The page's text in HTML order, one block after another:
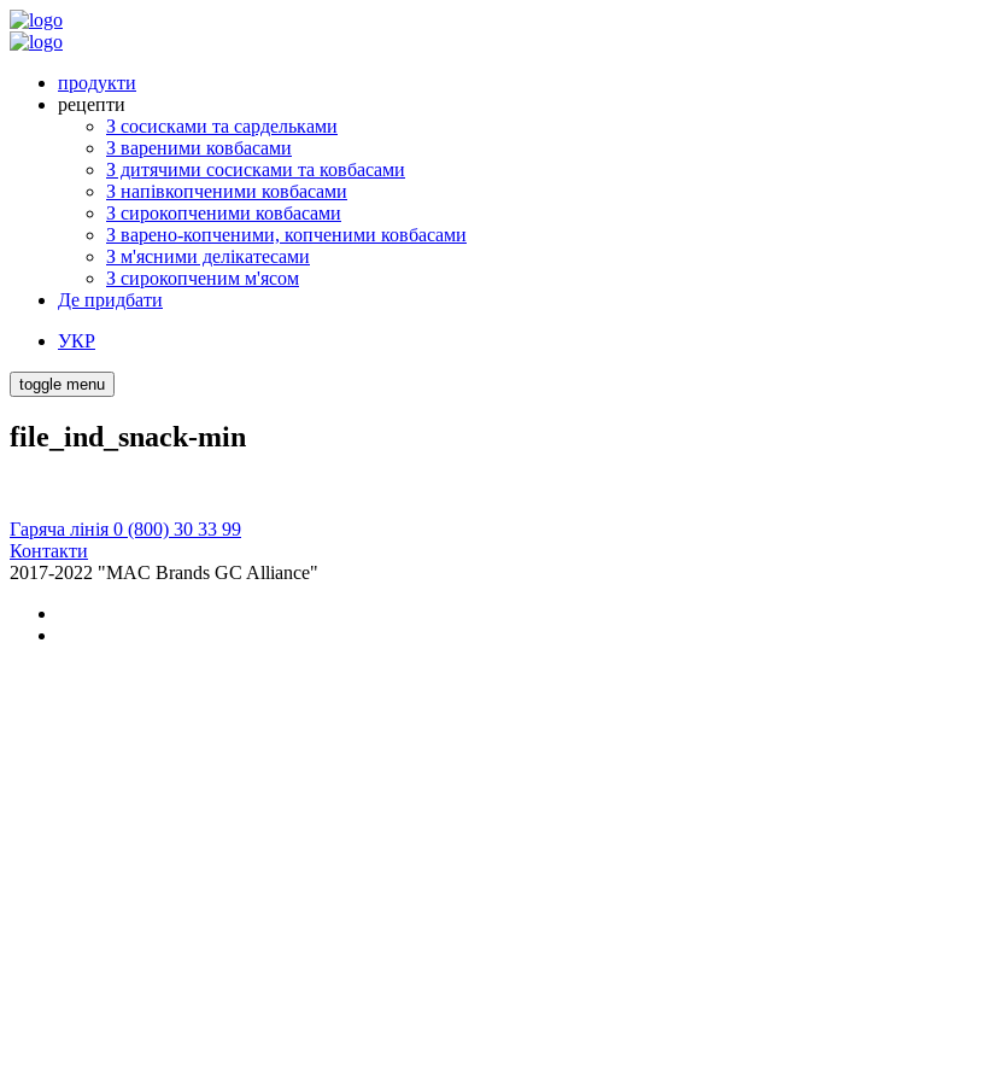
продукти
рецепти
З сосисками та сардельками
З вареними ковбасами
З дитячими сосисками та ковбасами
З напівкопченими ковбасами
З сирокопченими ковбасами
З варено-копченими, копченими ковбасами
З м'ясними делікатесами
З сирокопченим м'ясом
Де придбати
УКР
toggle menu
file_ind_snack-min
Гаряча лінія 0 (800) 30 33 99
Контакти
2017-2022 "MAC Brands GC Alliance"